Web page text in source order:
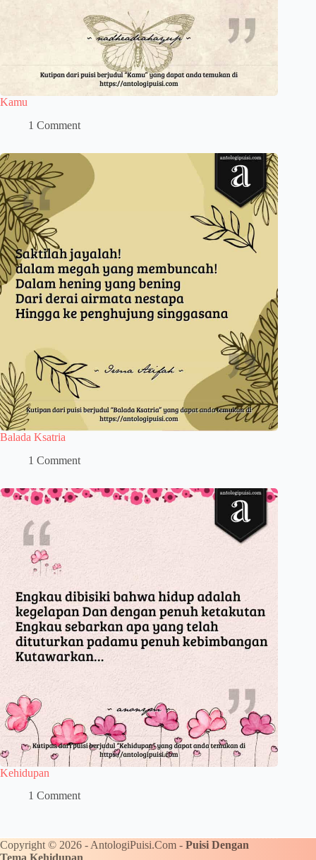
Kamu
1 Comment
Balada Ksatria
1 Comment
Kehidupan
1 Comment
Copyright © 2026 - AntologiPuisi.Com - Puisi Dengan
Tema Kehidupan